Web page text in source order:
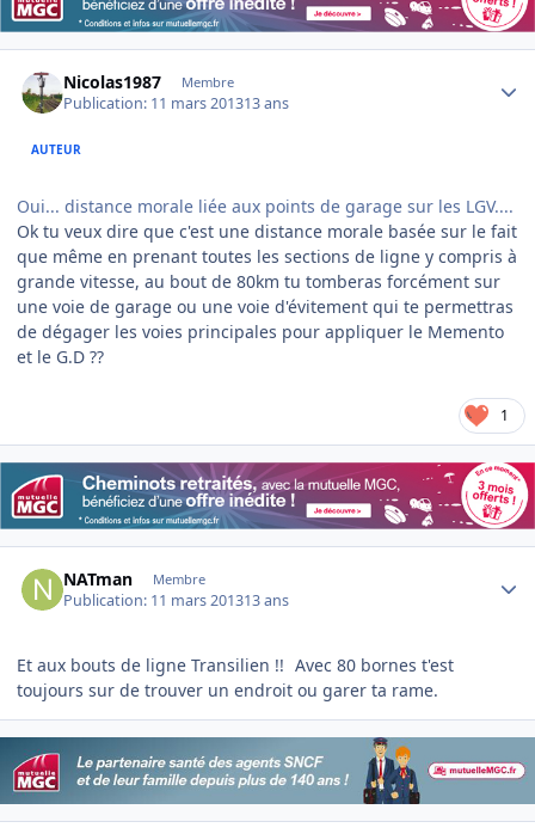
Nicolas1987 Membre
Publication: 11 mars 201313 ans
AUTEUR
Oui... distance morale liée aux points de garage sur les LGV....
Ok tu veux dire que c'est une distance morale basée sur le fait
que même en prenant toutes les sections de ligne y compris à
grande vitesse, au bout de 80km tu tomberas forcément sur
une voie de garage ou une voie d'évitement qui te permettras
de dégager les voies principales pour appliquer le Memento
et le G.D ??
1
NATman Membre
Publication: 11 mars 201313 ans
Et aux bouts de ligne Transilien !! Avec 80 bornes t'est
toujours sur de trouver un endroit ou garer ta rame.